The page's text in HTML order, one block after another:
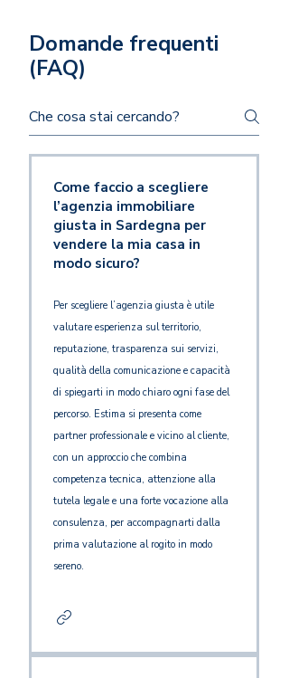
Domande frequenti
(FAQ)
Come faccio a scegliere
l’agenzia immobiliare
giusta in Sardegna per
vendere la mia casa in
modo sicuro?
Per scegliere l’agenzia giusta è utile
valutare esperienza sul territorio,
reputazione, trasparenza sui servizi,
qualità della comunicazione e capacità
di spiegarti in modo chiaro ogni fase del
percorso. Estima si presenta come
partner professionale e vicino al cliente,
con un approccio che combina
competenza tecnica, attenzione alla
tutela legale e una forte vocazione alla
consulenza, per accompagnarti dalla
prima valutazione al rogito in modo
sereno.